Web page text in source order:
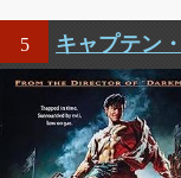
5 キャプテン